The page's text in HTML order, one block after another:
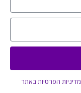
מדיניות הפרטיות באתר